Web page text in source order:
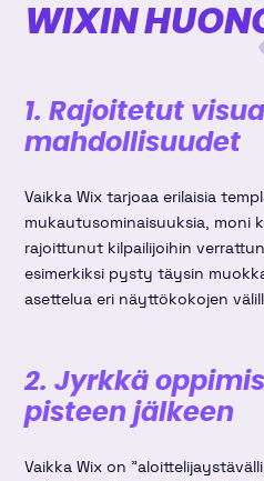
WIXIN
1. Rajoitetut
mahdollisuudet
Vaikka Wix tarjoaa erilaisia
mukautusominaisuuksia, moni
rajoittunut kilpailijoihin
esimerkiksi pysty täysin
asettelua eri näyttökokojen
2. Jyrkkä
pisteen jälkeen
Vaikka Wix on